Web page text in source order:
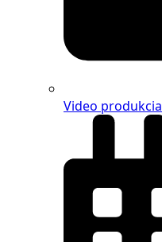
Video produkcia